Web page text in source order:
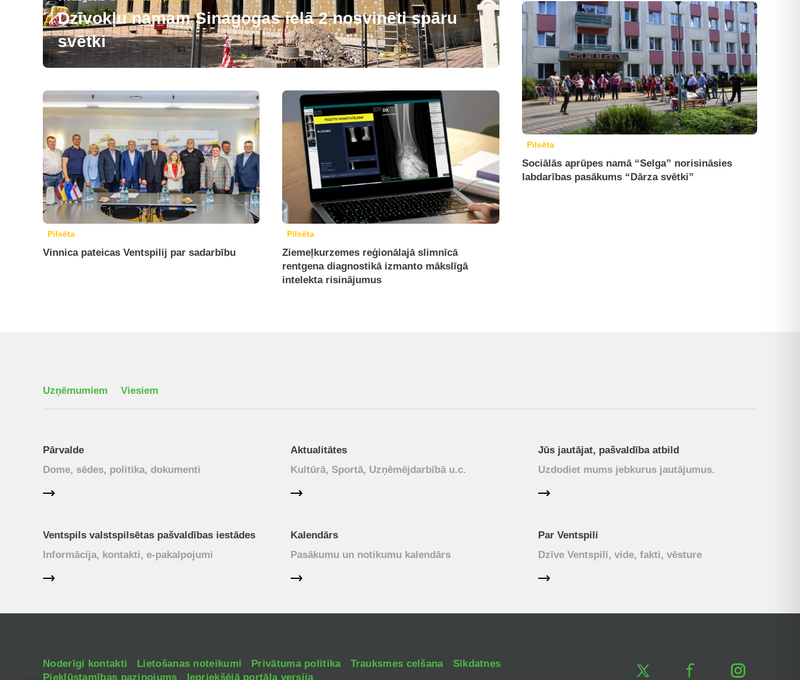
Dzīvokļu namam Sinagogas ielā 2 nosvinēti spāru
svētki
Pilsēta
Vinnica pateicas Ventspilij par sadarbību
Pilsēta
Ziemeļkurzemes reģionālajā slimnīcā
rentgena diagnostikā izmanto mākslīgā
intelekta risinājumus
Pilsēta
Sociālās aprūpes namā “Selga” norisināsies
labdarības pasākums “Dārza svētki”
Uzņēmumiem Viesiem
Pārvalde
Dome, sēdes, politika, dokumenti
Aktualitātes
Kultūrā, Sportā, Uzņēmējdarbībā u.c.
Jūs jautājat, pašvaldība atbild
Uzdodiet mums jebkurus jautājumus.
Ventspils valstspilsētas pašvaldības iestādes
Informācija, kontakti, e-pakalpojumi
Kalendārs
Pasākumu un notikumu kalendārs
Par Ventspili
Dzīve Ventspilī, vide, fakti, vēsture
Noderīgi kontakti Lietošanas noteikumi Privātuma politika Trauksmes celšana
Sīkdatnes
Piekļūstamības paziņojums
Iepriekšējā portāla versija